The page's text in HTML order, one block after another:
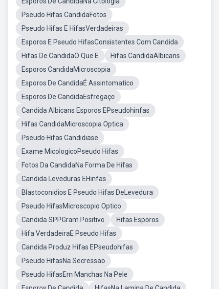
Pseudo Hifas CandidaFotos
Pseudo Hifas E HifasVerdadeiras
Esporos E Pseudo HifasConsistentes Com Candida
Hifas De CandidaO Que E
Hifas CandidaAlbicans
Esporos CandidaMicroscopia
Esporos De CandidaÉ Assintomatico
Esporos De CandidaEsfregaço
Candida Albicans Esporos EPseudohinfas
Hifas CandidaMicroscopia Optica
Pseudo Hifas Candidiase
Exame MicologicoPseudo Hifas
Fotos Da CandidaNa Forma De Hifas
Candida Leveduras EHinfas
Blastoconidios E Pseudo Hifas DeLevedura
Pseudo HifasMicroscopio Optico
Candida SPPGram Positivo
Hifas Esporos
Hifa VerdadeiraE Pseudo Hifas
Candida Produz Hifas EPseudohifas
Pseudo HifasNa Secressao
Pseudo HifasEm Manchas Na Pele